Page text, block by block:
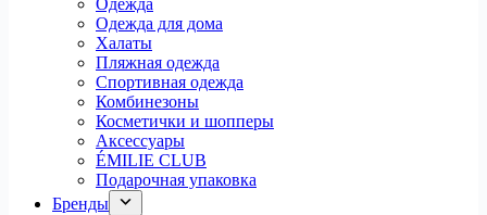
Одежда
Одежда для дома
Халаты
Пляжная одежда
Спортивная одежда
Комбинезоны
Косметички и шопперы
Аксессуары
ÉMILIE CLUB
Подарочная упаковка
Бренды